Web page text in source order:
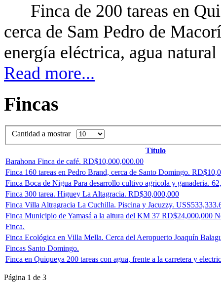
Finca de 200 tareas en
cerca de Sam Pedro de
energía eléctrica, agua
Read more...
Fincas
Cantidad a mostrar
Título
Barahona Finca de café. RD$10,000,000.00
Finca 160 tareas en Pedro Brand, cerca de Santo Domingo.
Finca Boca de Nigua Para desarrollo cultivo agricola y ganaderia.
Finca 300 tarea. Higuey La Altagracia. RD$30,000,000
Finca Villa Altragracia La Cuchilla. Piscina y Jacuzzy.
Finca Municipio de Yamasá a la altura del KM 37 RD$24,000,000
Finca.
Finca Ecológica en Villa Mella. Cerca del Aeropuerto Joaquín
Fincas Santo Domingo.
Finca en Quiqueya 200 tareas con agua, frente a la carretera y
Página 1 de 3